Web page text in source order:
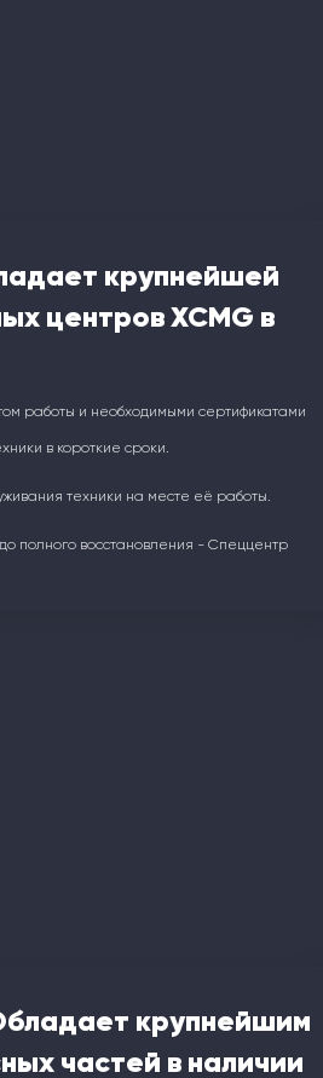
крупнейшей
центров XCMG в
работы и необходимыми сертификатами
в короткие сроки.
техники на месте её работы.
полного восстановления - Спеццентр
крупнейшим
частей в наличии